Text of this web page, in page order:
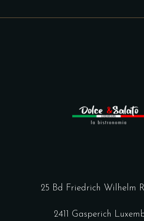
25 Bd Friedrich Wilhelm
2411 Gasperich